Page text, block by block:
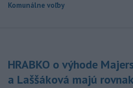
Komunálne voľby
HRABKO o výhode
a Laššáková majú